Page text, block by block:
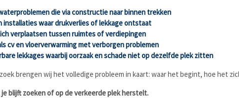
die via constructie naar binnen trekken
installaties waar drukverlies of lekkage ontstaat
verplaatsen tussen ruimtes of verdiepingen
cv en vloerverwarming met verborgen problemen
lekkages waarbij oorzaak en schade niet op dezelfde plek zitten
brengen wij het volledige probleem in kaart: waar het begint, hoe het
blijft zoeken of op de verkeerde plek herstelt.